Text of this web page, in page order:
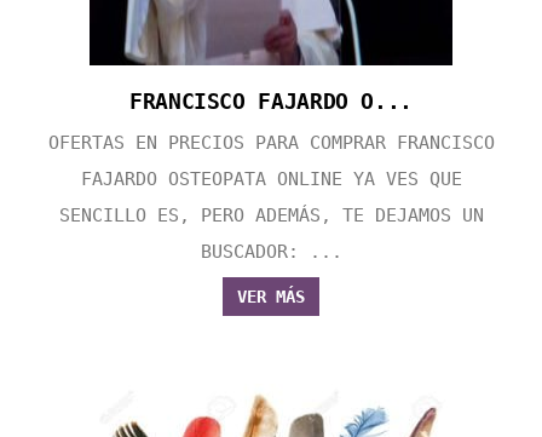
FRANCISCO FAJARDO O...
OFERTAS EN PRECIOS PARA COMPRAR FRANCISCO
FAJARDO OSTEOPATA ONLINE YA VES QUE
SENCILLO ES, PERO ADEMÁS, TE DEJAMOS UN
BUSCADOR: ...
VER MÁS